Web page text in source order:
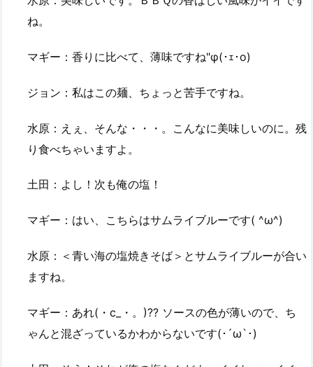
ね。
マギー：香りに比べて、薄味ですね"φ(･ｪ･o)
ジョン：私はこの麺、ちょっと苦手ですね。
水原：えぇ、そんな・・・。こんなに美味しいのに。残
り食べちゃいますよ。
土田：よし！次も俺の塩！
マギー：はい、こちらはサムライブルーです( ^ω^)
水原：＜青い海の塩焼きそば＞とサムライブルーが合い
ますね。
マギー：あれ(・c_・。)?? ソースの色が薄いので、ち
ゃんと混ざっているかわからないです(･´ω`･)